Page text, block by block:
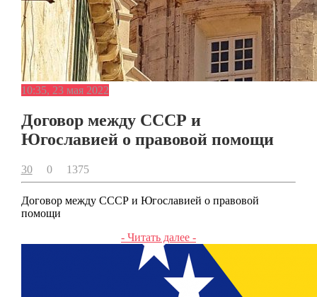
10:35, 23 мая 2022
Договор между СССР и
Югославией о правовой помощи
30 0 1375
Договор между СССР и Югославией о правовой
помощи
- Читать далее -